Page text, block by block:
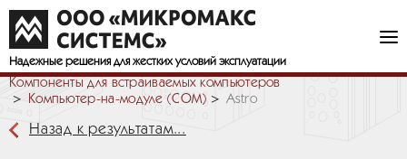
Надежные решения для жестких условий эксплуатации
Компоненты для встраиваемых компьютеров
Компьютер-на-модуле (COM)
Astro
Назад к результатам...